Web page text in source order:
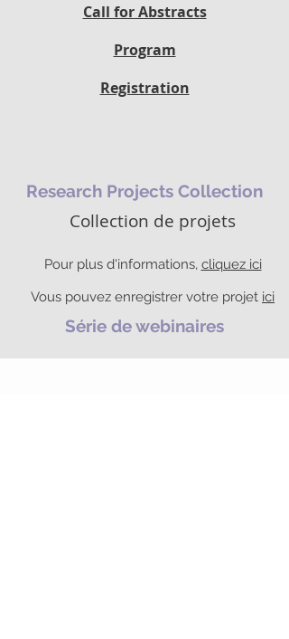
​Call for Abstracts
Program
Registration
Research Projects Collection
Collection de projets
Pour plus d'informations, cliquez ici
Vous pouvez enregistrer votre projet ici
Série de webinaires